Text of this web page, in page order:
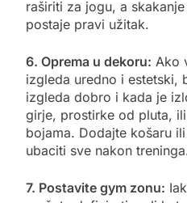
raširiti za jogu, a
postaje pravi užitak.
6. Oprema u dekoru: Ako
izgleda uredno i estetski,
izgleda dobro i kada je
girje, prostirke od pluta,
bojama. Dodajte košaru
ubaciti sve nakon
7. Postavite gym zonu: